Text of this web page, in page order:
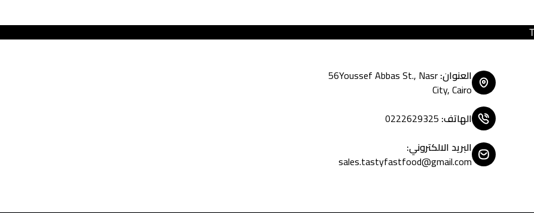
Tasty Fast Food ... create
العنوان:
56Youssef Abbas St., Nasr
City, Cairo
الهاتف:
0222629325
البريد الالكتروني:
sales.tastyfastfood@gmail.com